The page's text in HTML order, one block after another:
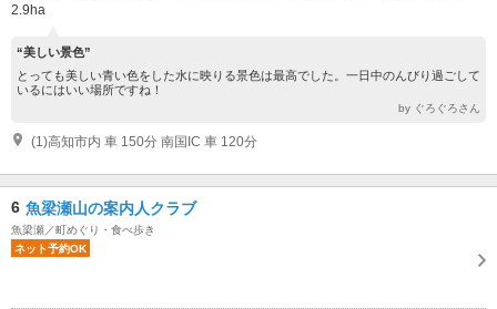
2.9ha
“美しい景色”
とっても美しい青い色をした水に映りる景色は最高でした。一日中のんびり過ごして
いるにはいい場所ですね！
by ぐろぐろさん
(1)高知市内 車 150分 南国IC 車 120分
6 魚梁瀬山の案内人クラブ
魚梁瀬／町めぐり・食べ歩き
ネット予約OK